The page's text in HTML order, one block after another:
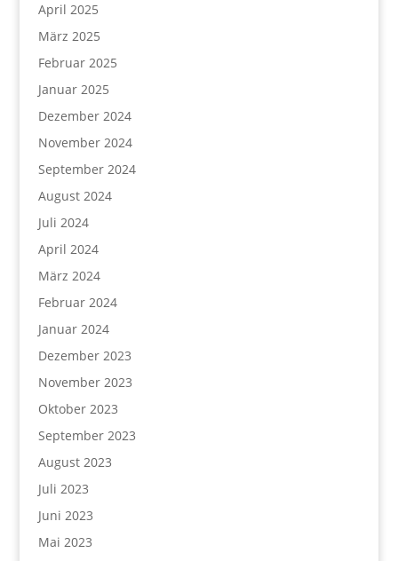
April 2025
März 2025
Februar 2025
Januar 2025
Dezember 2024
November 2024
September 2024
August 2024
Juli 2024
April 2024
März 2024
Februar 2024
Januar 2024
Dezember 2023
November 2023
Oktober 2023
September 2023
August 2023
Juli 2023
Juni 2023
Mai 2023